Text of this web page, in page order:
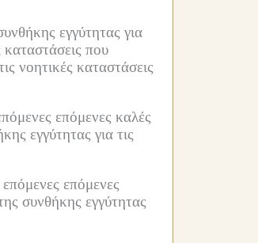
εγγύτητας για
καταστάσεις που
νοητικές καταστάσεις
επόμενες καλές
εγγύτητας για τις
επόμενες
συνθήκης εγγύτητας